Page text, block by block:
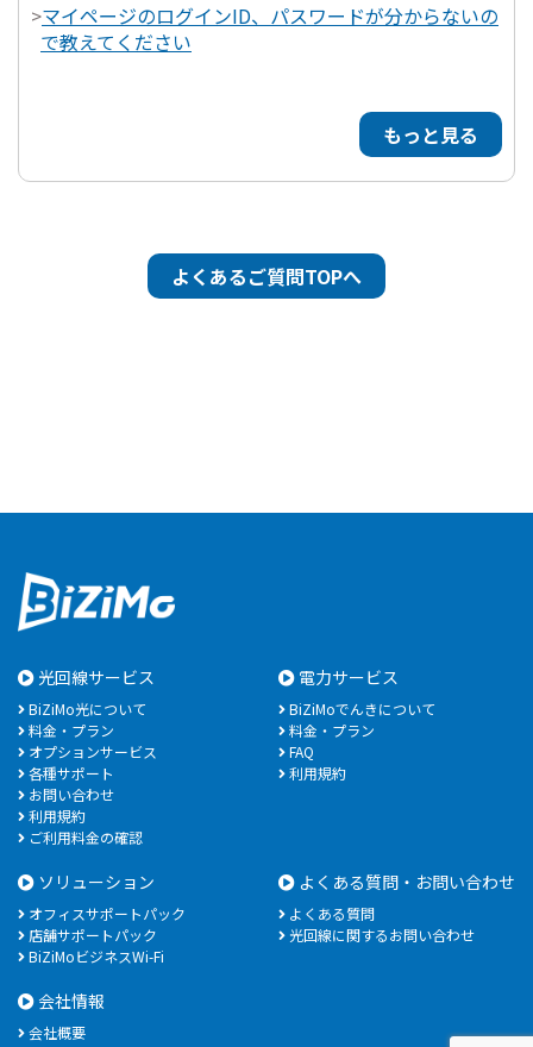
>マイページのログインID、パスワードが分からないの
で教えてください
もっと見る
よくあるご質問TOPへ
光回線サービス
BiZiMo光について
料金・プラン
オプションサービス
各種サポート
お問い合わせ
利用規約
ご利用料金の確認
電力サービス
BiZiMoでんきについて
料金・プラン
FAQ
利用規約
ソリューション
オフィスサポートパック
店舗サポートパック
BiZiMoビジネスWi-Fi
よくある質問・お問い合わせ
よくある質問
光回線に関するお問い合わせ
会社情報
会社概要